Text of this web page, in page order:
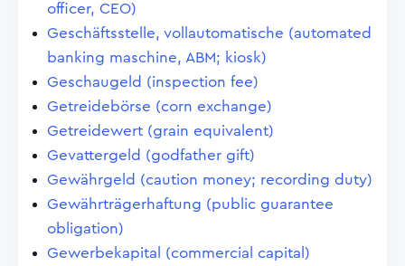
officer, CEO)
Geschäftsstelle, vollautomatische (automated
banking maschine, ABM; kiosk)
Geschaugeld (inspection fee)
Getreidebörse (corn exchange)
Getreidewert (grain equivalent)
Gevattergeld (godfather gift)
Gewährgeld (caution money; recording duty)
Gewährträgerhaftung (public guarantee
obligation)
Gewerbekapital (commercial capital)